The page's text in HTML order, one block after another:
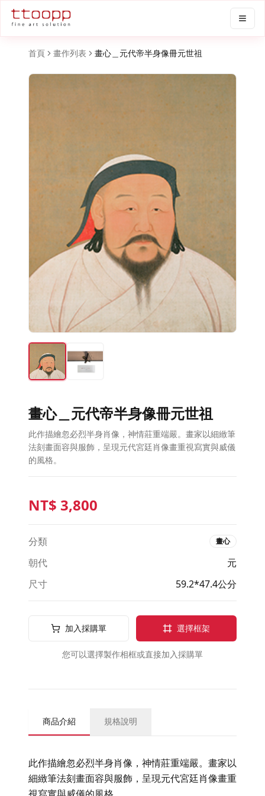
首頁 畫作列表 畫心＿元代帝半身像冊元世祖
畫心＿元代帝半身像冊元世祖
此作描繪忽必烈半身肖像，神情莊重端嚴。畫家以細緻筆
法刻畫面容與服飾，呈現元代宮廷肖像畫重視寫實與威儀
的風格。
NT$ 3,800
分類 畫心
朝代
元
尺寸
59.2*47.4公分
加入採購單 選擇框架
您可以選擇製作相框或直接加入採購單
商品介紹 規格說明
此作描繪忽必烈半身肖像，神情莊重端嚴。畫家以
細緻筆法刻畫面容與服飾，呈現元代宮廷肖像畫重